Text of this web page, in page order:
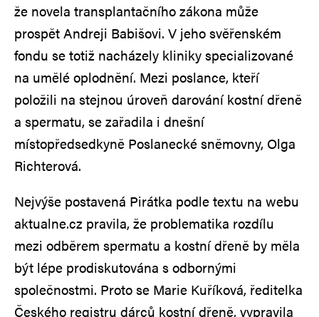
že novela transplantačního zákona může
prospět Andreji Babišovi. V jeho svěřenském
fondu se totiž nacházely kliniky specializované
na umělé oplodnění. Mezi poslance, kteří
položili na stejnou úroveň darování kostní dřeně
a spermatu, se zařadila i dnešní
místopředsedkyně Poslanecké sněmovny, Olga
Richterová.
Nejvýše postavená Pirátka podle textu na webu
aktualne.cz pravila, že problematika rozdílu
mezi odběrem spermatu a kostní dřeně by měla
být lépe prodiskutována s odbornými
společnostmi. Proto se Marie Kuříková, ředitelka
Českého registru dárců kostní dřeně, vypravila